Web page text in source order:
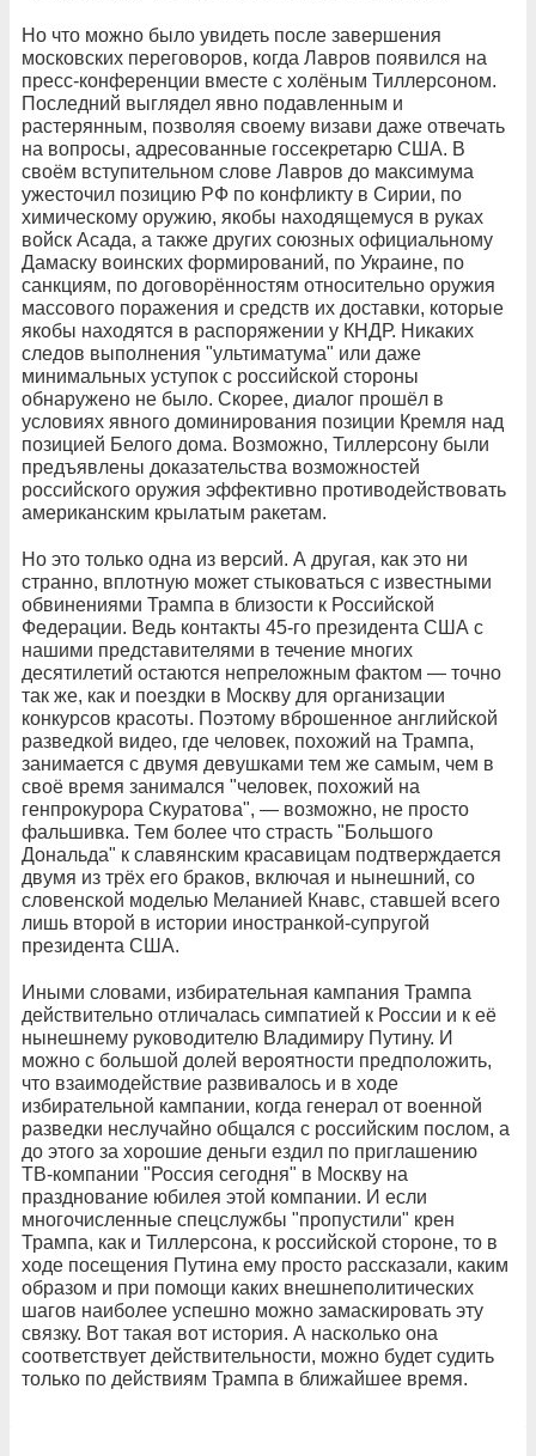
Но что можно было увидеть после завершения
московских переговоров, когда Лавров появился на
пресс-конференции вместе с холёным Тиллерсоном.
Последний выглядел явно подавленным и
растерянным, позволяя своему визави даже отвечать
на вопросы, адресованные госсекретарю США. В
своём вступительном слове Лавров до максимума
ужесточил позицию РФ по конфликту в Сирии, по
химическому оружию, якобы находящемуся в руках
войск Асада, а также других союзных официальному
Дамаску воинских формирований, по Украине, по
санкциям, по договорённостям относительно оружия
массового поражения и средств их доставки, которые
якобы находятся в распоряжении у КНДР. Никаких
следов выполнения "ультиматума" или даже
минимальных уступок с российской стороны
обнаружено не было. Скорее, диалог прошёл в
условиях явного доминирования позиции Кремля над
позицией Белого дома. Возможно, Тиллерсону были
предъявлены доказательства возможностей
российского оружия эффективно противодействовать
американским крылатым ракетам.
Но это только одна из версий. А другая, как это ни
странно, вплотную может стыковаться с известными
обвинениями Трампа в близости к Российской
Федерации. Ведь контакты 45-го президента США с
нашими представителями в течение многих
десятилетий остаются непреложным фактом — точно
так же, как и поездки в Москву для организации
конкурсов красоты. Поэтому вброшенное английской
разведкой видео, где человек, похожий на Трампа,
занимается с двумя девушками тем же самым, чем в
своё время занимался "человек, похожий на
генпрокурора Скуратова", — возможно, не просто
фальшивка. Тем более что страсть "Большого
Дональда" к славянским красавицам подтверждается
двумя из трёх его браков, включая и нынешний, со
словенской моделью Меланией Кнавс, ставшей всего
лишь второй в истории иностранкой-супругой
президента США.
Иными словами, избирательная кампания Трампа
действительно отличалась симпатией к России и к её
нынешнему руководителю Владимиру Путину. И
можно с большой долей вероятности предположить,
что взаимодействие развивалось и в ходе
избирательной кампании, когда генерал от военной
разведки неслучайно общался с российским послом, а
до этого за хорошие деньги ездил по приглашению
ТВ‑компании "Россия сегодня" в Москву на
празднование юбилея этой компании. И если
многочисленные спецслужбы "пропустили" крен
Трампа, как и Тиллерсона, к российской стороне, то в
ходе посещения Путина ему просто рассказали, каким
образом и при помощи каких внешнеполитических
шагов наиболее успешно можно замаскировать эту
связку. Вот такая вот история. А насколько она
соответствует действительности, можно будет судить
только по действиям Трампа в ближайшее время.